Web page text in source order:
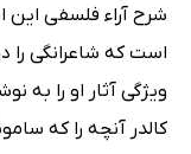
شرح آراء فلسفی
است که شاعرانگی
ویژگی آثار او را
کالدر آنچه را که